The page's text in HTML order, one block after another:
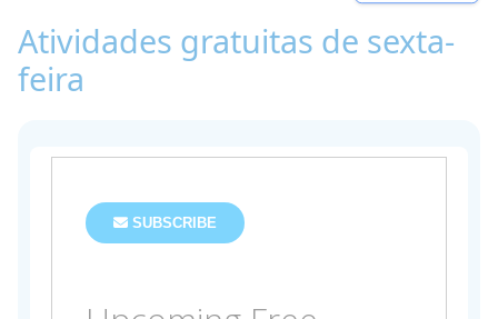
Atividades gratuitas de sexta-
feira